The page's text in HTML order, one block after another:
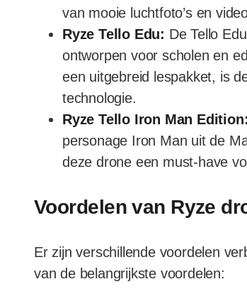
van mooie luchtfoto’s en
Ryze Tello Edu: De Tello
ontworpen voor scholen en
een uitgebreid lespakket, is
technologie.
Ryze Tello Iron Man Edition:
personage Iron Man uit de
deze drone een must-have
Voordelen van Ryze
Er zijn verschillende voordelen
van de belangrijkste voordelen: